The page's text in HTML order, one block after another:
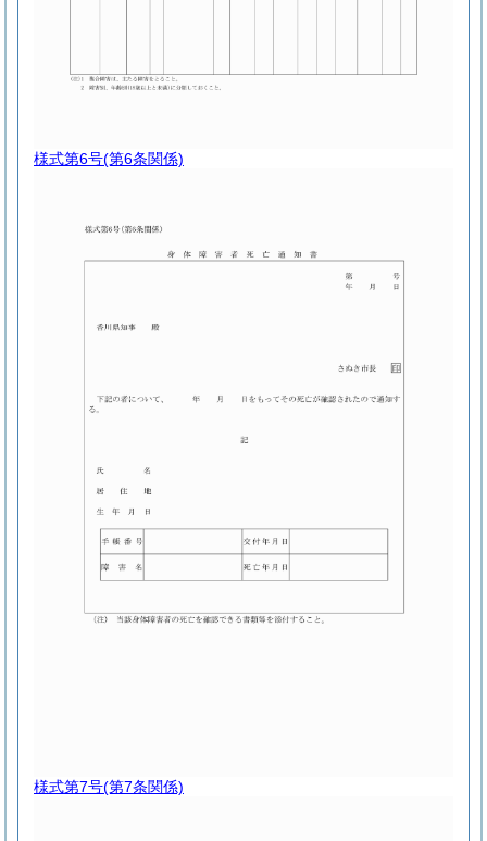
様式第6号(第6条関係)
様式第7号(第7条関係)